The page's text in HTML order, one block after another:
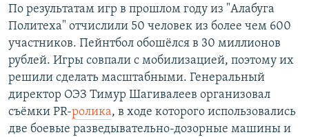
По результатам игр в прошлом году из "Алабуга
Политеха" отчислили 50 человек из более чем 600
участников. Пейнтбол обошёлся в 30 миллионов
рублей. Игры совпали с мобилизацией, поэтому их
решили сделать масштабными. Генеральный
директор ОЭЗ Тимур Шагивалеев организовал
съёмки PR-ролика, в ходе которого использовались
две боевые разведывательно-дозорные машины и